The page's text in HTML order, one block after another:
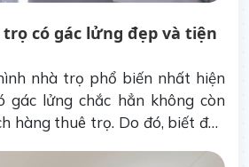
có gác lửng đẹp và tiện
nhà trọ phổ biến nhất hiện
gác lửng chắc hẳn không còn
hàng thuê trọ. Do đó, biết đến